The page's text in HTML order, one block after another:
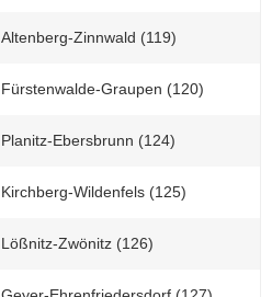
Altenberg-Zinnwald (119)
Fürstenwalde-Graupen (120)
Planitz-Ebersbrunn (124)
Kirchberg-Wildenfels (125)
Lößnitz-Zwönitz (126)